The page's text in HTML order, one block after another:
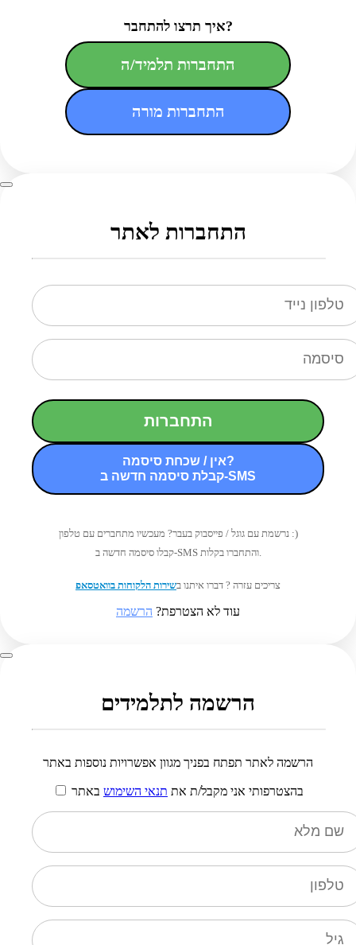
איך תרצו להתחבר?
התחברות תלמיד/ה
התחברות מורה
התחברות לאתר
התחברות
אין / שכחת סיסמה?
קבלת סיסמה חדשה ב-SMS
נרשמת עם גוגל / פייסבוק בעבר? מעכשיו מתחברים עם טלפון :)
קבלו סיסמה חדשה ב-SMS והתחברו בקלות.
צריכים עזרה ? דברו איתנו בשירות הלקוחות בוואטסאפ
עוד לא הצטרפת? הרשמה
הרשמה לתלמידים
הרשמה לאתר תפתח בפניך מגוון אפשרויות נוספות באתר
בהצטרפותי אני מקבל/ת את תנאי השימוש באתר